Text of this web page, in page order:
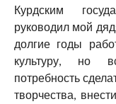
Курдским
руководил мой
долгие годы
культуру, но
потребность
творчества,